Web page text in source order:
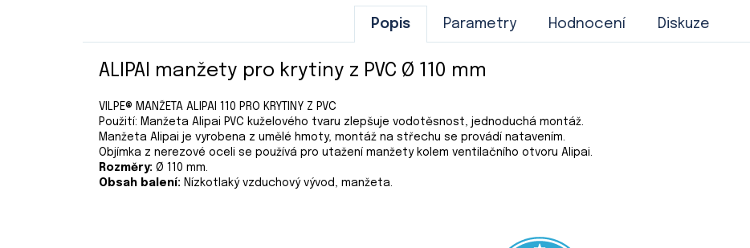
Popis Parametry Hodnocení Diskuze
ALIPAI manžety pro krytiny z PVC Ø 110 mm
VILPE® MANŽETA ALIPAI 110 PRO KRYTINY Z PVC
Použití: Manžeta Alipai PVC kuželového tvaru zlepšuje vodotěsnost, jednoduchá montáž.
Manžeta Alipai je vyrobena z umělé hmoty, montáž na střechu se provádí natavením.
Objímka z nerezové oceli se používá pro utažení manžety kolem ventilačního otvoru Alipai.
Rozměry: Ø 110 mm.
Obsah balení: Nízkotlaký vzduchový vývod, manžeta.